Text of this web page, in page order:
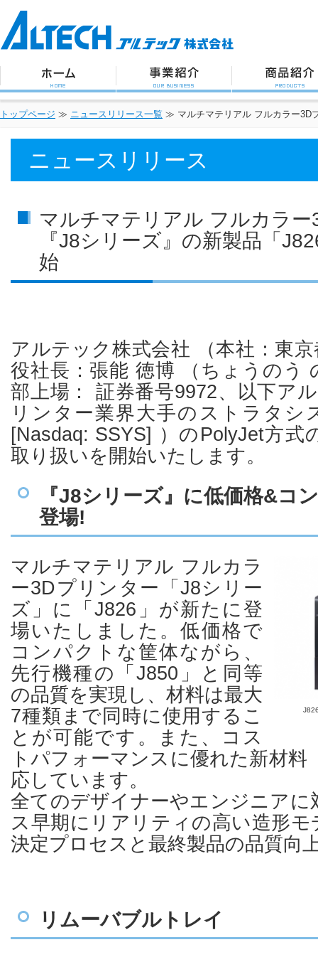
トップページ ≫ ニュースリリース一覧 ≫ マルチマテリアル フルカラー3D
ニュースリリース
マルチマテリアル フルカラ
『J8シリーズ』の新製品「
始
アルテック株式会社 （本社：東
役社長：張能 徳博 （ちょうのう
部上場： 証券番号9972、以下ア
リンター業界大手のストラタシ
[Nasdaq: SSYS] ）のPolyJet方式
取り扱いを開始いたします。
『J8シリーズ』に低価格&コ
登場!
マルチマテリアル フルカラ
ー3Dプリンター「J8シリー
ズ」に「J826」が新たに登
場いたしました。低価格で
コンパクトな筐体ながら、
先行機種の「J850」と同等
の品質を実現し、材料は最大
7種類まで同時に使用するこ
とが可能です。また、コス
トパフォーマンスに優れた新材料
応しています。
全てのデザイナーやエンジニア
ス早期にリアリティの高い造形
決定プロセスと最終製品の品質向
リムーバブルトレイ